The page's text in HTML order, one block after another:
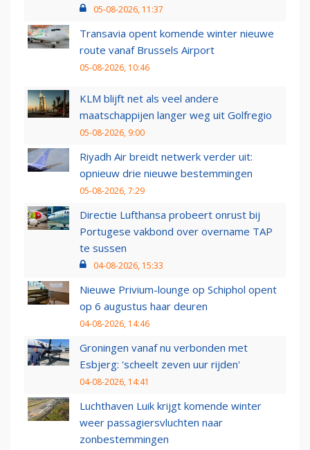
05-08-2026, 11:37
Transavia opent komende winter nieuwe
route vanaf Brussels Airport
05-08-2026, 10:46
KLM blijft net als veel andere
maatschappijen langer weg uit Golfregio
05-08-2026, 9:00
Riyadh Air breidt netwerk verder uit:
opnieuw drie nieuwe bestemmingen
05-08-2026, 7:29
Directie Lufthansa probeert onrust bij
Portugese vakbond over overname TAP
te sussen
04-08-2026, 15:33
Nieuwe Privium-lounge op Schiphol opent
op 6 augustus haar deuren
04-08-2026, 14:46
Groningen vanaf nu verbonden met
Esbjerg: 'scheelt zeven uur rijden'
04-08-2026, 14:41
Luchthaven Luik krijgt komende winter
weer passagiersvluchten naar
zonbestemmingen